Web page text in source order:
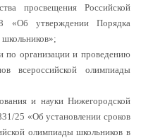
просвещения Российской
утверждении Порядка
по организации и проведению
всероссийской олимпиады
и науки Нижегородской
25 «Об установлении сроков
олимпиады школьников в